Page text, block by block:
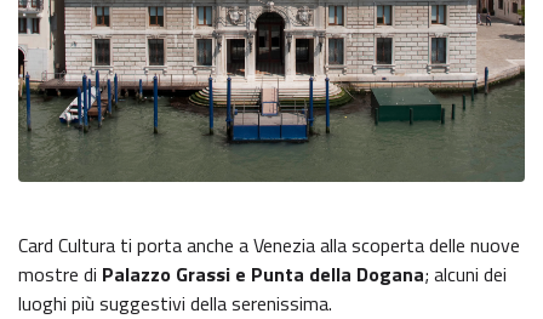
Card Cultura ti porta anche a Venezia alla scoperta delle nuove
mostre di Palazzo Grassi e Punta della Dogana; alcuni dei
luoghi più suggestivi della serenissima.